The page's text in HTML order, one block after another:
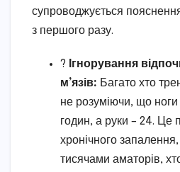
супроводжується
з першого разу.
?️ Ігнорування
м’язів: Багато хто
не розуміючи, що
годин, а руки – 24. Це
хронічного
тисячами аматорів,